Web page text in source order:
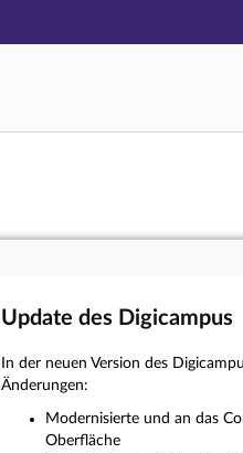
Hauptnavigation
Fußzeile
Update des Digicampus
In der neuen Version des
Änderungen:
Modernisierte und an das
Oberfläche